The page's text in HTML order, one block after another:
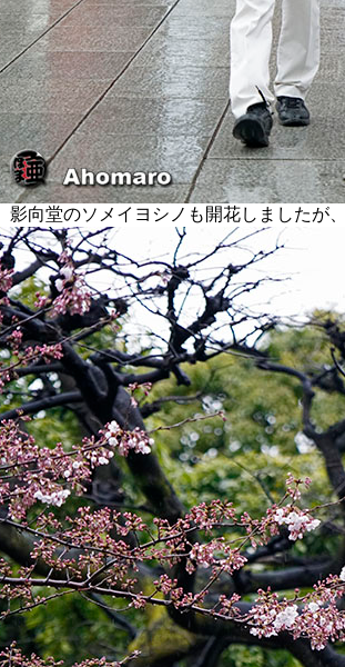
影向堂のソメイヨシノも開花しましたが